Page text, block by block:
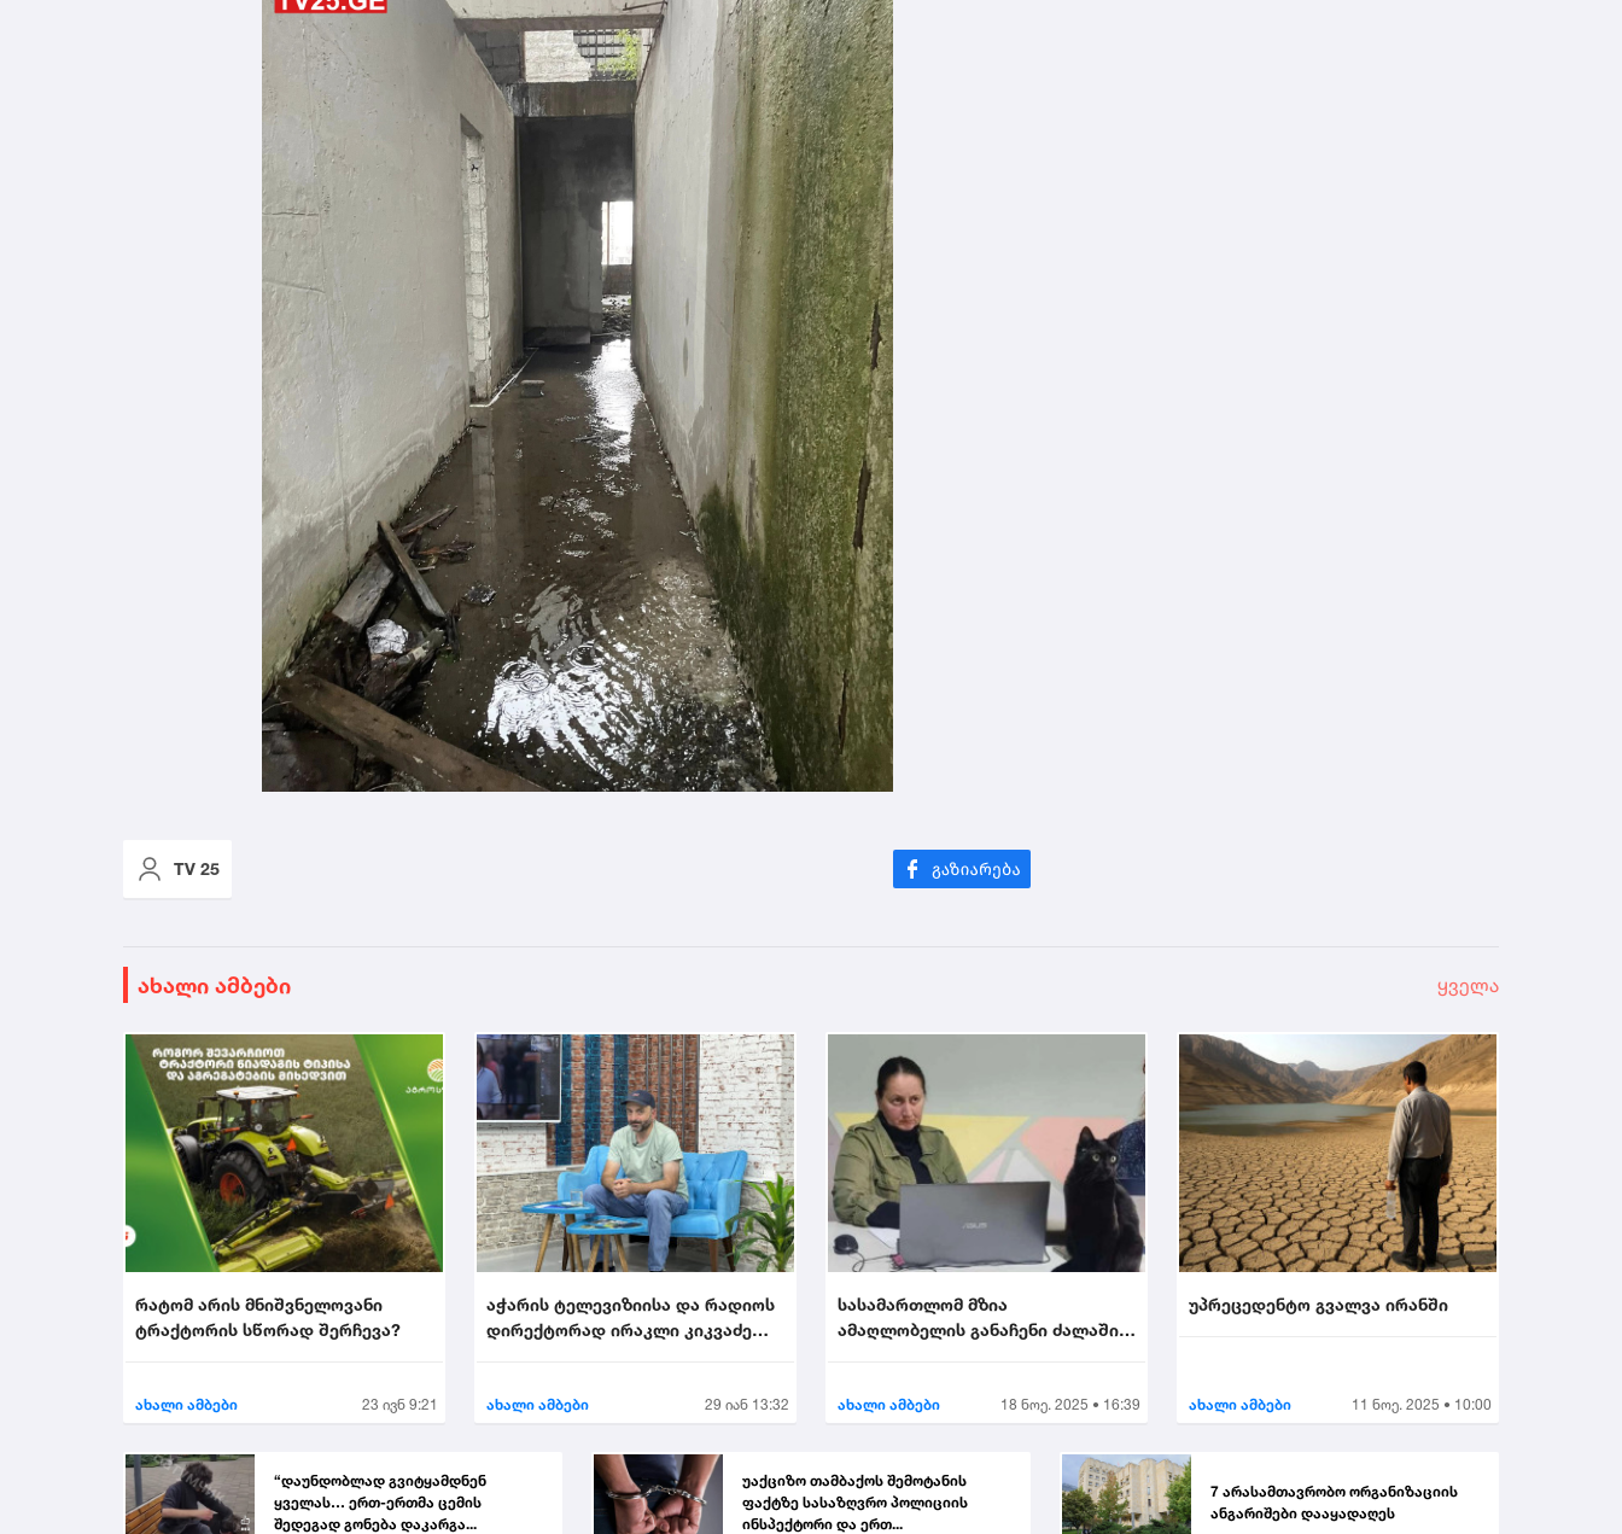
TV 25
ახალი ამბები ყველა
რატომ არის მნიშვნელოვანი
ტრაქტორის სწორად შერჩევა?
ახალი ამბები 23 ივნ 9:21
აჭარის ტელევიზიისა და რადიოს
დირექტორად ირაკლი კიკვაძე
ახალი ამბები 29 იან 13:32
სასამართლომ მზია
ამაღლობელის განაჩენი ძალაში
ახალი ამბები 18 ნოე. 2025 • 16:39
უპრეცედენტო გვალვა ირანში
ახალი ამბები 11 ნოე. 2025 • 10:00
“დაუნდობლად გვიტყამდნენ
ყველას… ერთ-ერთმა ცემის
შედეგად გონება დაკარგა...
უაქციზო თამბაქოს შემოტანის
ფაქტზე სასაზღვრო პოლიციის
ინსპექტორი და ერთ...
7 არასამთავრობო ორგანიზაციის
ანგარიშები დააყადაღეს